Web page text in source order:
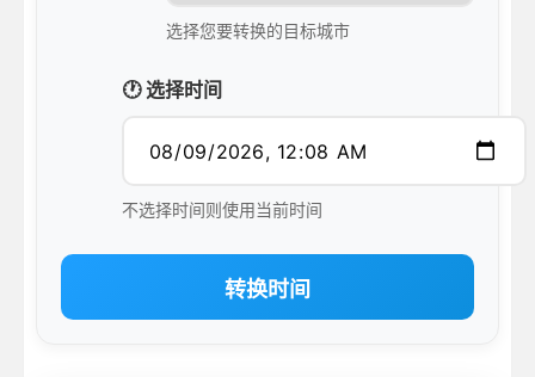
选择您要转换的目标城市
🕐 选择时间
不选择时间则使用当前时间
转换时间